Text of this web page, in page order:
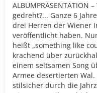
ALBUMPRÄSENTATION
gedreht?... Ganze 6
drei Herren der Wiener
veröffentlicht haben.
heißt „something like
krachend über
einem seltsamen Song
Armee desertierten
stilsicher durch die